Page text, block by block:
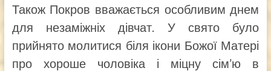
Також Покров вважається особливим днем
для незаміжніх дівчат. У свято було
прийнято молитися біля ікони Божої Матері
про хороше чоловіка і міцну сім’ю в